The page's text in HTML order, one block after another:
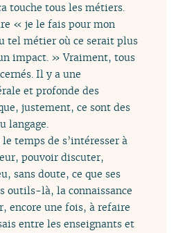
touche tous les métiers.
« je le fais pour mon
tel métier où ce serait plus
impact. » Vraiment, tous
Il y a une
et profonde des
justement, ce sont des
langage.
temps de s’intéresser à
pouvoir discuter,
sans doute, ce que ses
outils-là, la connaissance
encore une fois, à refaire
entre les enseignants et